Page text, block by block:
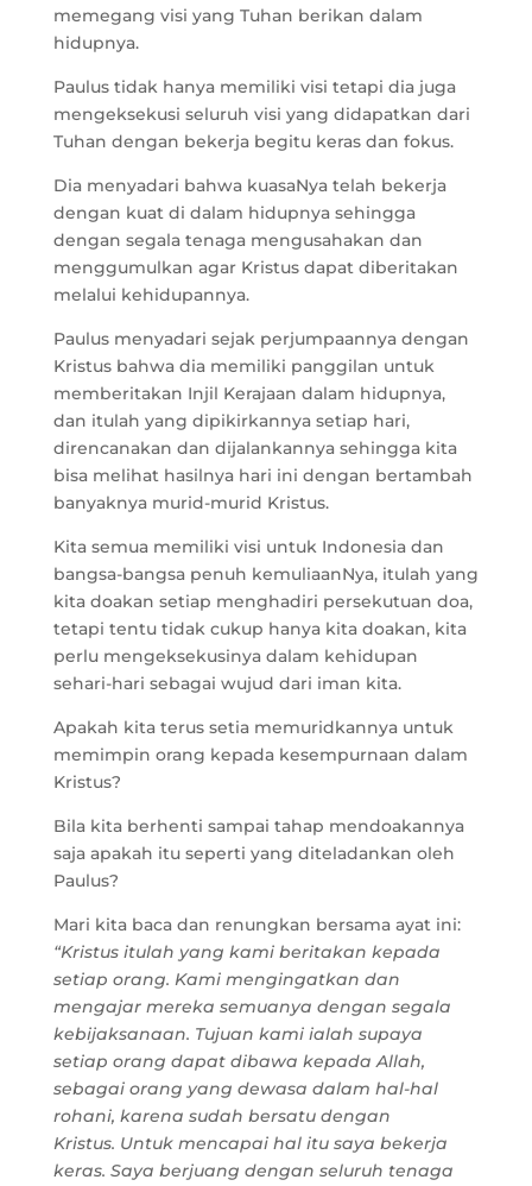
memegang visi yang Tuhan berikan dalam
hidupnya.
Paulus tidak hanya memiliki visi tetapi dia juga
mengeksekusi seluruh visi yang didapatkan dari
Tuhan dengan bekerja begitu keras dan fokus.
Dia menyadari bahwa kuasaNya telah bekerja
dengan kuat di dalam hidupnya sehingga
dengan segala tenaga mengusahakan dan
menggumulkan agar Kristus dapat diberitakan
melalui kehidupannya.
Paulus menyadari sejak perjumpaannya dengan
Kristus bahwa dia memiliki panggilan untuk
memberitakan Injil Kerajaan dalam hidupnya,
dan itulah yang dipikirkannya setiap hari,
direncanakan dan dijalankannya sehingga kita
bisa melihat hasilnya hari ini dengan bertambah
banyaknya murid-murid Kristus.
Kita semua memiliki visi untuk Indonesia dan
bangsa-bangsa penuh kemuliaanNya, itulah yang
kita doakan setiap menghadiri persekutuan doa,
tetapi tentu tidak cukup hanya kita doakan, kita
perlu mengeksekusinya dalam kehidupan
sehari-hari sebagai wujud dari iman kita.
Apakah kita terus setia memuridkannya untuk
memimpin orang kepada kesempurnaan dalam
Kristus?
Bila kita berhenti sampai tahap mendoakannya
saja apakah itu seperti yang diteladankan oleh
Paulus?
Mari kita baca dan renungkan bersama ayat ini:
“Kristus itulah yang kami beritakan kepada
setiap orang. Kami mengingatkan dan
mengajar mereka semuanya dengan segala
kebijaksanaan. Tujuan kami ialah supaya
setiap orang dapat dibawa kepada Allah,
sebagai orang yang dewasa dalam hal-hal
rohani, karena sudah bersatu dengan
Kristus. Untuk mencapai hal itu saya bekerja
keras. Saya berjuang dengan seluruh tenaga